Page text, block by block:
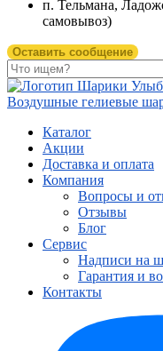
п. Тельмана,
самовывоз)
Оставить сообщение
Воздушные гелиевые
Каталог
Акции
Доставка и оплата
Компания
Вопросы и
Отзывы
Блог
Сервис
Надписи на
Гарантия и
Контакты